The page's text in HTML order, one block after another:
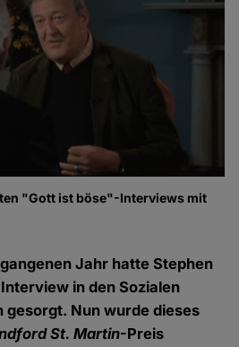
"Gott ist böse"-Interviews mit
Jahr hatte Stephen
in den Sozialen
gesorgt. Nun wurde dieses
St. Martin-Preis